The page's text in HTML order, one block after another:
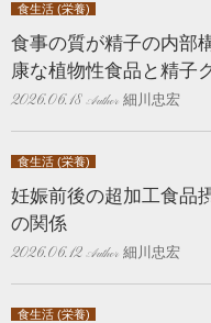
食生活 (栄養)
食事の質が精子の内部
康な植物性食品と精子
2026.06.18 細川忠宏
食生活 (栄養)
妊娠前後の超加工食品
の関係
2026.06.12 細川忠宏
食生活 (栄養)